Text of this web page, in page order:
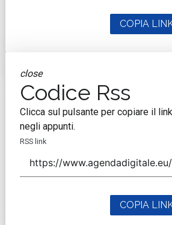
COPIA
close
Codice Rss
Clicca sul pulsante per copiare il
negli appunti.
RSS link
COPIA